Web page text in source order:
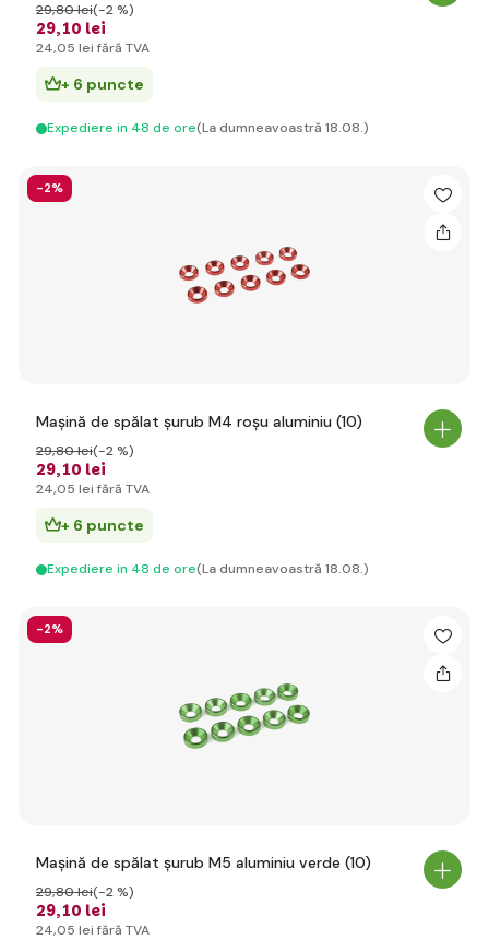
29,10 lei
29,80 lei(-2 %)
24,05 lei fără TVA
+ 6 puncte
Expediere in 48 de ore(La dumneavoastră 18.08.)
-2%
Mașină de spălat șurub M4 roșu aluminiu (10)
29,10 lei
29,80 lei(-2 %)
24,05 lei fără TVA
+ 6 puncte
Expediere in 48 de ore(La dumneavoastră 18.08.)
-2%
Mașină de spălat șurub M5 aluminiu verde (10)
29,10 lei
29,80 lei(-2 %)
24,05 lei fără TVA